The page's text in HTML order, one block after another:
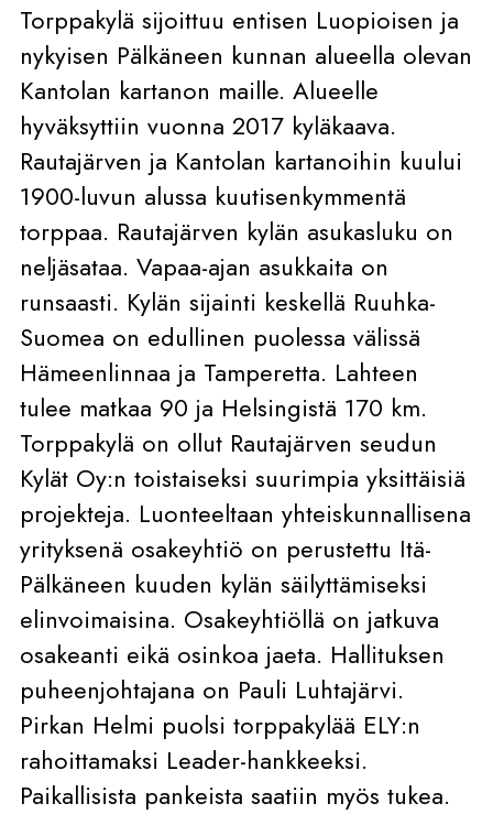
Torppakylä sijoittuu entisen Luopioisen ja
nykyisen Pälkäneen kunnan alueella olevan
Kantolan kartanon maille. Alueelle
hyväksyttiin vuonna 2017 kyläkaava.
Rautajärven ja Kantolan kartanoihin kuului
1900-luvun alussa kuutisenkymmentä
torppaa. Rautajärven kylän asukasluku on
neljäsataa. Vapaa-ajan asukkaita on
runsaasti. Kylän sijainti keskellä Ruuhka-
Suomea on edullinen puolessa välissä
Hämeenlinnaa ja Tamperetta. Lahteen
tulee matkaa 90 ja Helsingistä 170 km.
Torppakylä on ollut Rautajärven seudun
Kylät Oy:n toistaiseksi suurimpia yksittäisiä
projekteja. Luonteeltaan yhteiskunnallisena
yrityksenä osakeyhtiö on perustettu Itä-
Pälkäneen kuuden kylän säilyttämiseksi
elinvoimaisina. Osakeyhtiöllä on jatkuva
osakeanti eikä osinkoa jaeta. Hallituksen
puheenjohtajana on Pauli Luhtajärvi.
Pirkan Helmi puolsi torppakylää ELY:n
rahoittamaksi Leader-hankkeeksi.
Paikallisista pankeista saatiin myös tukea.